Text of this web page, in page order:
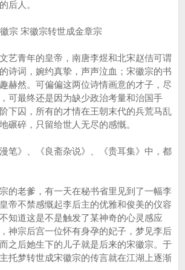
后人。
宗 宋徽宗转世成金章宗
艺青年的皇帝，南唐李煜和北宋赵佶可谓
诗词，婉约真挚，声声泣血；宋徽宗的书
赫然。可偏偏这两位诗情画意的才子，尽
可最终还是因为缺少政治考量和治国手
下囚，所有的才情在王朝末代的兵荒马乱
碾碎，只留给世人无尽的感慨。
笔》、《良斋杂说》、《贵耳集》中，都
的老爹，有一天在秘书省里见到了一幅李
帝不禁感慨起李后主的优雅和俊美的仪容
知道这是不是触发了某神奇的心灵感应
神宗后宫一位怀有身孕的妃子，梦见李后
之后她生下的儿子就是后来的宋徽宗。于
托梦转世成宋徽宗的传言就在江湖上逐渐